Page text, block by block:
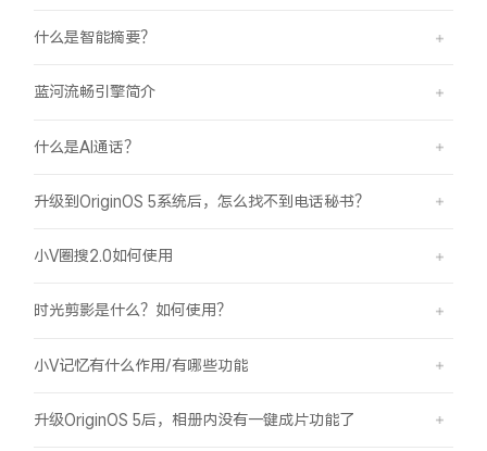
什么是智能摘要？
蓝河流畅引擎简介
什么是AI通话？
升级到OriginOS 5系统后，怎么找不到电话秘书？
小V圈搜2.0如何使用
时光剪影是什么？如何使用？
小V记忆有什么作用/有哪些功能
升级OriginOS 5后，相册内没有一键成片功能了